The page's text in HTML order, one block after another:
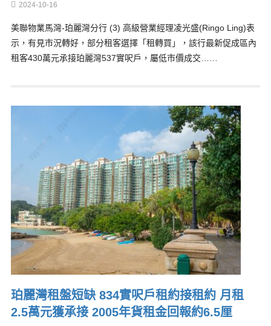
2024-10-16
美聯物業馬灣-珀麗灣分行 (3) 高級營業經理凌光盛(Ringo Ling)表
示，有見市況轉好，部分租客選擇「租轉買」，該行最新促成區內
租客430萬元承接珀麗灣537實呎戶，屬低市價成交……
珀麗灣租盤短缺 834實呎戶租約接租約 月租
2.5萬元獲承接 2005年貨租金回報約6.5厘